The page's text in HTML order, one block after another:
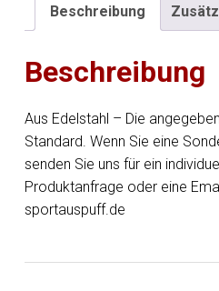
90mm
-
Radius:
75mm
Menge
Beschreibung
Beschreibung
Aus Edelstahl – Die
Standard. Wenn Sie eine
senden Sie uns für ein
Produktanfrage oder eine
sportauspuff.de